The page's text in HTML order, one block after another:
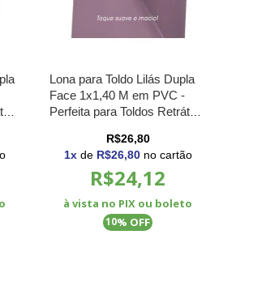
Lona para Toldo Lilás Dupla
Face 1x1,40 M em PVC -
Perfeita para Toldos Retráteis
R$26,80
1xde R$26,80no cartão
R$24,12
à vista no PIX ou boleto
10% OFF